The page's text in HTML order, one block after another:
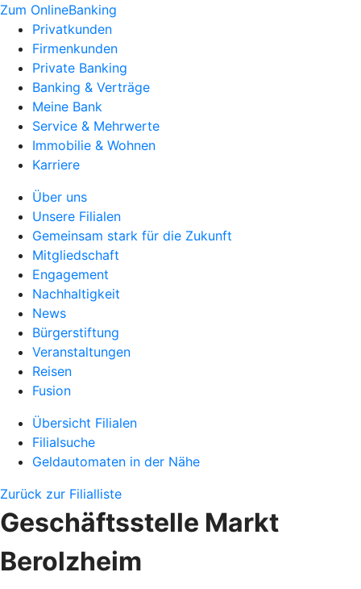
Zum OnlineBanking
Privatkunden
Firmenkunden
Private Banking
Banking & Verträge
Meine Bank
Service & Mehrwerte
Immobilie & Wohnen
Karriere
Über uns
Unsere Filialen
Gemeinsam stark für die Zukunft
Mitgliedschaft
Engagement
Nachhaltigkeit
News
Bürgerstiftung
Veranstaltungen
Reisen
Fusion
Übersicht Filialen
Filialsuche
Geldautomaten in der Nähe
Zurück zur Filialliste
Geschäftsstelle Markt
Berolzheim